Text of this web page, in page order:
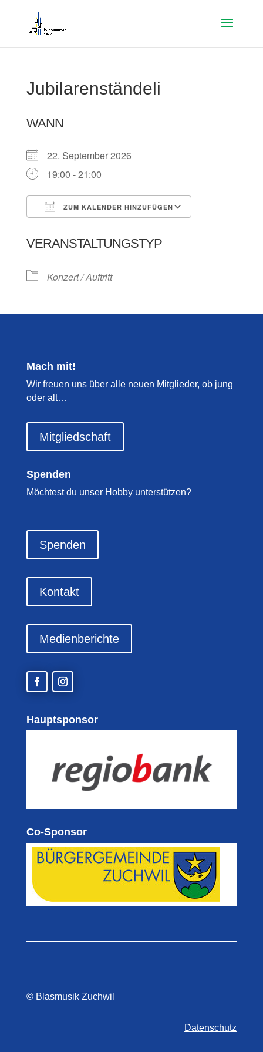
Jubilarenständeli
WANN
22. September 2026
19:00 - 21:00
ZUM KALENDER HINZUFÜGEN
VERANSTALTUNGSTYP
Konzert / Auftritt
Mach mit!
Wir freuen uns über alle neuen Mitglieder, ob jung
oder alt…
Mitgliedschaft
Spenden
Möchtest du unser Hobby unterstützen?
Spenden
Kontakt
Medienberichte
Hauptsponsor
Co-Sponsor
© Blasmusik Zuchwil
Datenschutz